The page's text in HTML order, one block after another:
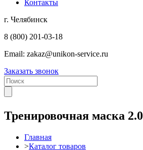
Контакты
г. Челябинск
8 (800) 201-03-18
Email: zakaz@unikon-service.ru
Заказать звонок
Тренировочная маска 2.0
Главная
>Каталог товаров